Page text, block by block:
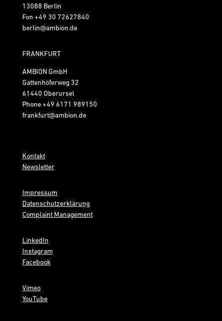
13088 Berlin
Fon +49 30 72627840
berlin@ambion.de
FRANKFURT
AMBION GmbH
Gattenhöferweg 32
61440 Oberursel
Phone+49 6171 989150
frankfurt@ambion.de
Kontakt
Newsletter
Impressum
Datenschutzerklärung
Complaint Management
LinkedIn
Instagram
Facebook
Vimeo
YouTube